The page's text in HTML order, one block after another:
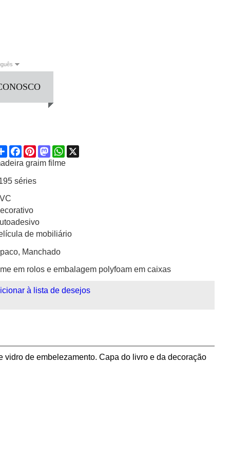
English
Русский
ShareFacebook
PinterestMastodonWhatsApp
graim filme
séries
de mobiliário
Manchado
em rolos e embalagem polyfoam em caixas
à lista de desejos
de embelezamento. Capa do livro e da decoração